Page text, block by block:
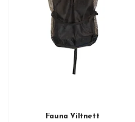
Fauna Viltnett